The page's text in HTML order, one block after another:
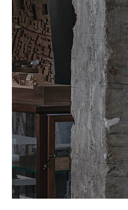
SPACE 소개
공지사항
기사문의
광고문의
Contact